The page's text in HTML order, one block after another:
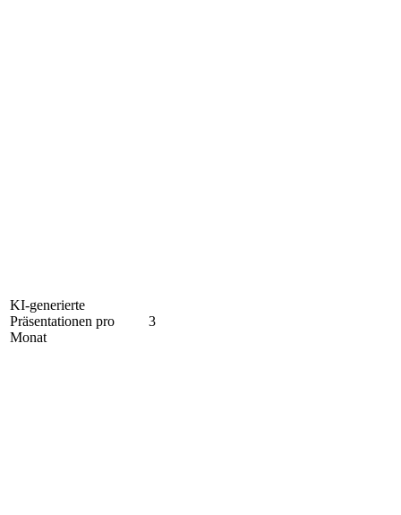
KI-generierte
Präsentationen pro
Monat
3